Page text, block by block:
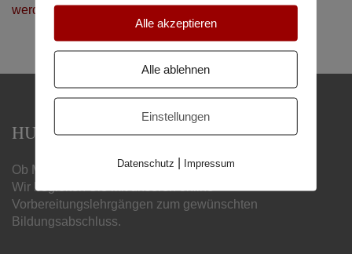
werden.
HUMBOLDT MATURA-SCHULE
Ob Matura, Handelsschule oder Berufsreifeprüfung –
Wir begleiten Sie mit unseren online
Vorbereitungslehrgängen zum gewünschten
Bildungsabschluss.
Alle akzeptieren
Alle ablehnen
Einstellungen
Datenschutz | Impressum